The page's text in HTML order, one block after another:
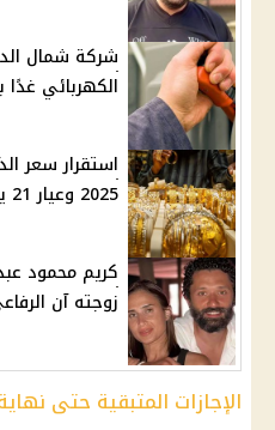
شركة شمال
الكهربائي
2025 وعيار 21 يسجل 5345 جنيهًا
كريم محمود
زوجته آن
الإجازات المتبقية حتى